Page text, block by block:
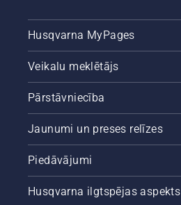
Husqvarna MyPages
Veikalu meklētājs
Pārstāvniecība
Jaunumi un preses relīzes
Piedāvājumi
Husqvarna ilgtspējas aspekts